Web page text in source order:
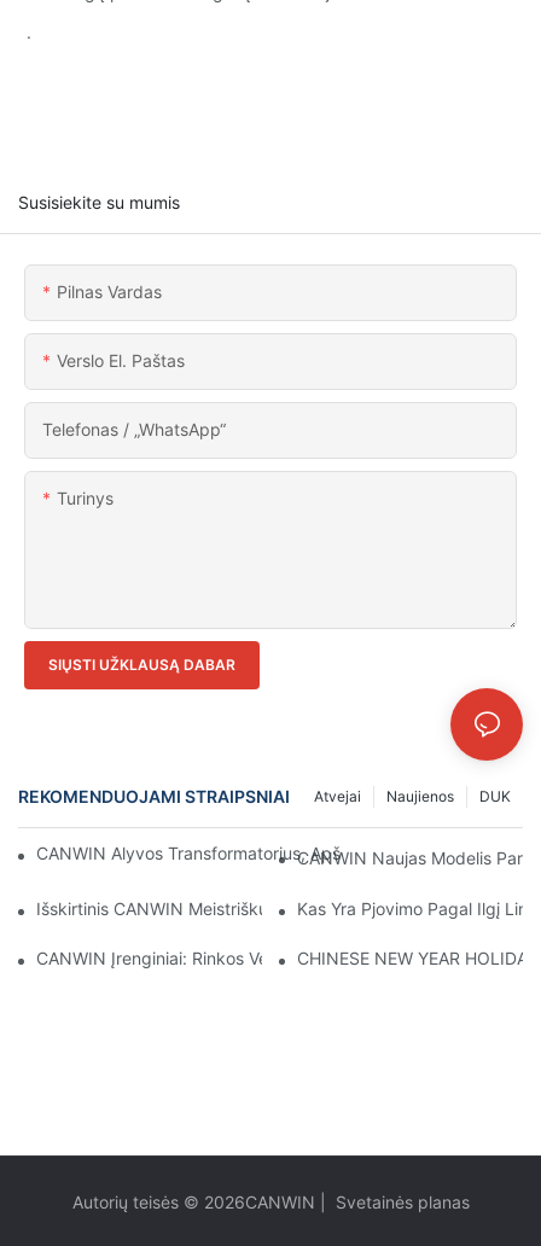
.
Susisiekite su mumis
Pilnas Vardas
Verslo El. Paštas
Telefonas / „WhatsApp“
Turinys
SIŲSTI UŽKLAUSĄ DABAR
REKOMENDUOJAMI STRAIPSNIAI DUK
Naujienos
Atvejai
CANWIN Alyvos Transformatorius, Apšviečiantis Ateitį Ir
CANWIN Naujas Modelis
Išskirtinis CANWIN Meistriškumas Pelnė Tarptautinį
Kas Yra Pjovimo Pagal Ilgį
CANWIN Įrenginiai: Rinkos Vertė Ir Strateginė Vizija Tiksliai
CHINESE NEW YEAR
Autorių teisės © 2026CANWIN Svetainės planas